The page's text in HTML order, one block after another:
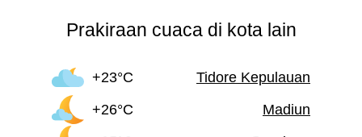
Prakiraan cuaca di kota lain
+23°C
Tidore Kepulauan
+26°C
Madiun